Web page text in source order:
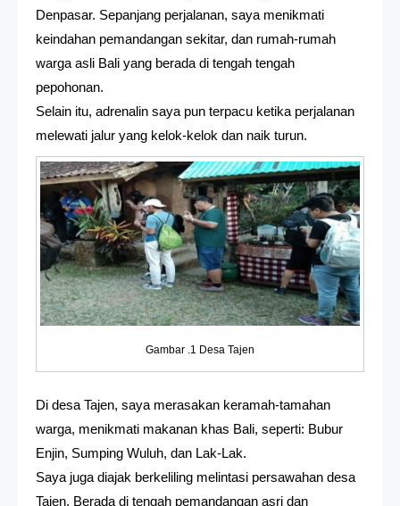
Denpasar. Sepanjang perjalanan, saya menikmati
keindahan pemandangan sekitar, dan rumah-rumah
warga asli Bali yang berada di tengah tengah
pepohonan.
Selain itu, adrenalin saya pun terpacu ketika perjalanan
melewati jalur yang kelok-kelok dan naik turun.
Gambar .1 Desa Tajen
Di desa Tajen, saya merasakan keramah-tamahan
warga, menikmati makanan khas Bali, seperti: Bubur
Enjin, Sumping Wuluh, dan Lak-Lak.
Saya juga diajak berkeliling melintasi persawahan desa
Tajen. Berada di tengah pemandangan asri dan